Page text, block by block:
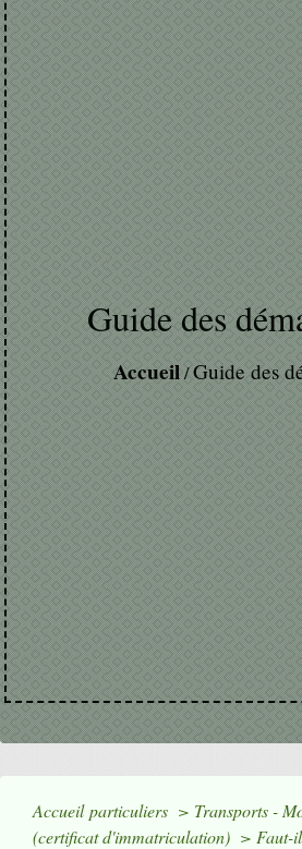
Guide des
Accueil/Guide des
Accueil particuliers > Transports -
(certificat d'immatriculation) > Faut-